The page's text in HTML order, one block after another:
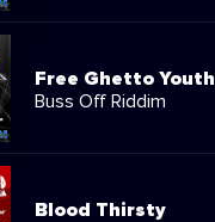
Free Ghetto Youth
Buss Off Riddim
Blood Thirsty